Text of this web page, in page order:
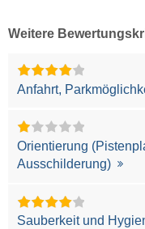
Weitere
Anfahrt,
Orientierung
Ausschilderung)
Sauberkeit und